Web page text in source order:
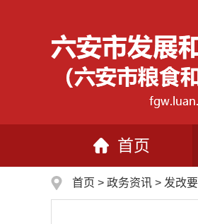
首页
首页 > 政务资讯 > 发改